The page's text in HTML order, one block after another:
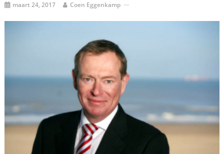
maart 24, 2017 Coen Eggenkamp